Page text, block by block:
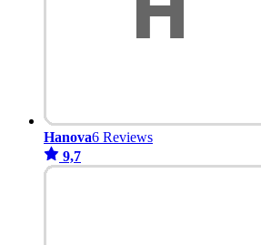
Hanova6 Reviews
9,7